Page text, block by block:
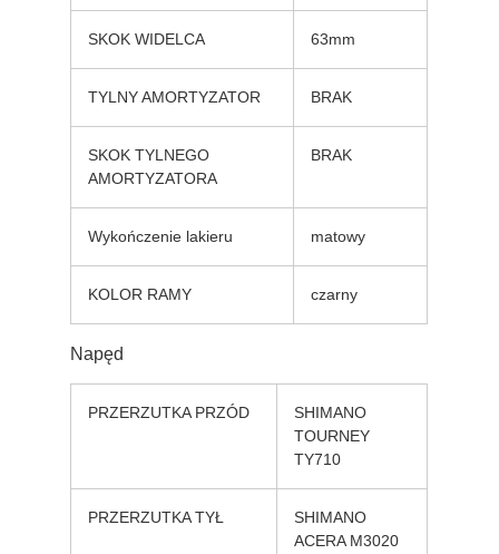
SKOK WIDELCA 63mm
TYLNY AMORTYZATOR BRAK
SKOK TYLNEGO
AMORTYZATORA
BRAK
Wykończenie lakieru matowy
KOLOR RAMY czarny
Napęd
PRZERZUTKA PRZÓD
SHIMANO
TOURNEY
TY710
PRZERZUTKA TYŁ
SHIMANO
ACERA M3020